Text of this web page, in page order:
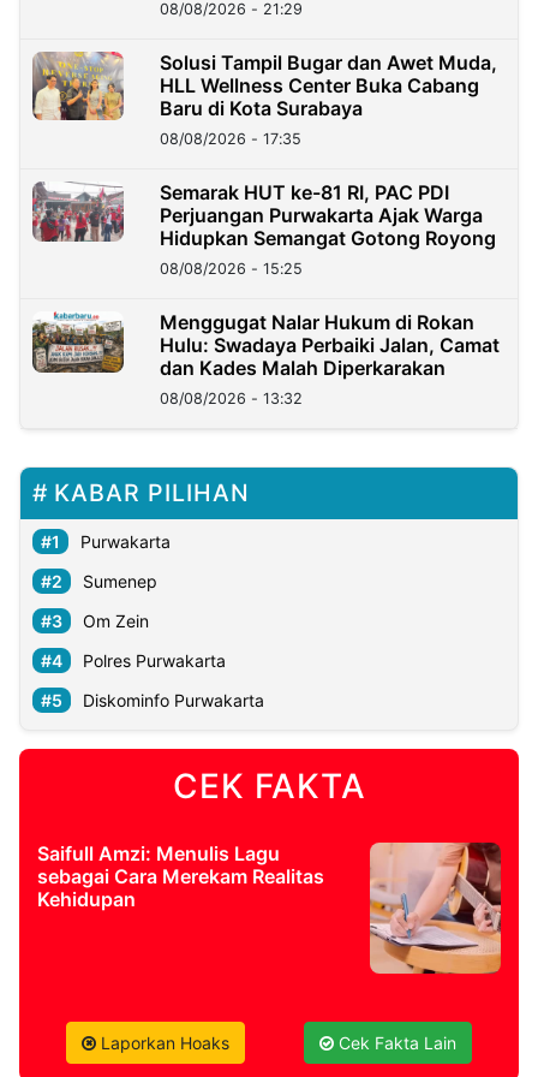
08/08/2026 - 21:29
Solusi Tampil Bugar dan Awet Muda,
HLL Wellness Center Buka Cabang
Baru di Kota Surabaya
08/08/2026 - 17:35
Semarak HUT ke-81 RI, PAC PDI
Perjuangan Purwakarta Ajak Warga
Hidupkan Semangat Gotong Royong
08/08/2026 - 15:25
Menggugat Nalar Hukum di Rokan
Hulu: Swadaya Perbaiki Jalan, Camat
dan Kades Malah Diperkarakan
08/08/2026 - 13:32
KABAR PILIHAN
Purwakarta
Sumenep
Om Zein
Polres Purwakarta
Diskominfo Purwakarta
CEK FAKTA
Saifull Amzi: Menulis Lagu
sebagai Cara Merekam Realitas
Kehidupan
Laporkan Hoaks Cek Fakta Lain